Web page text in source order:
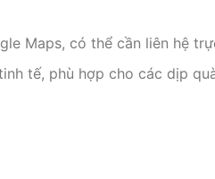
Maps, có thể cần liên hệ
tế, phù hợp cho các dịp